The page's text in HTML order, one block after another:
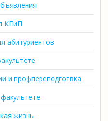
КПиП
абитуриентов
и профпереподготвка
жизнь